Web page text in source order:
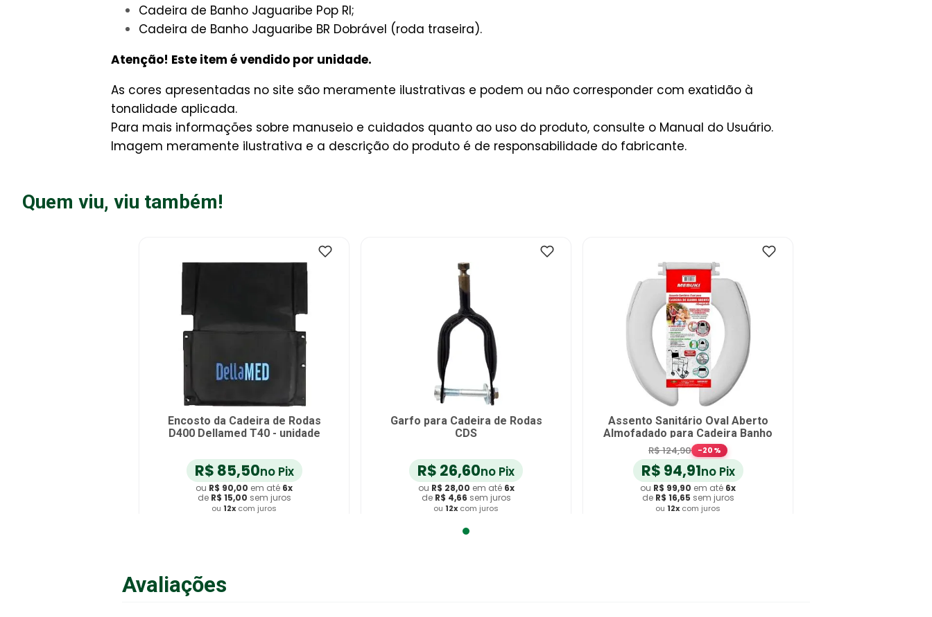
Cadeira de Banho Jaguaribe Pop RI;
Cadeira de Banho Jaguaribe BR Dobrável (roda traseira).
Atenção! Este item é vendido por unidade.
As cores apresentadas no site são meramente ilustrativas e podem ou não corresponder com exatidão à
tonalidade aplicada.
Para mais informações sobre manuseio e cuidados quanto ao uso do produto, consulte o Manual do Usuário.
Imagem meramente ilustrativa e a descrição do produto é de responsabilidade do fabricante.
Quem viu, viu também!
Encosto da Cadeira de Rodas
D400 Dellamed T40 - unidade
R$ 85,50no Pix
ou R$ 90,00 em até 6x
de R$ 15,00 sem juros
ou 12x com juros
Garfo para Cadeira de Rodas
CDS
R$ 26,60no Pix
ou R$ 28,00 em até 6x
de R$ 4,66 sem juros
ou 12x com juros
Assento Sanitário Oval Aberto
Almofadado para Cadeira Banho
R$124,90 -20%
R$ 94,91no Pix
ou R$ 99,90 em até 6x
de R$ 16,65 sem juros
ou 12x com juros
Avaliações